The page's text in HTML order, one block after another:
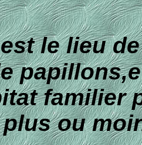
est le lieu
papillons,
familier
ou